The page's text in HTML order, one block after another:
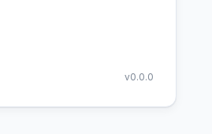
v0.0.0